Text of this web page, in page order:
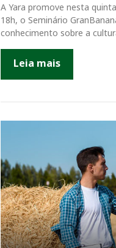
A Yara promove nesta
18h, o Seminário
conhecimento sobre a
Leia mais